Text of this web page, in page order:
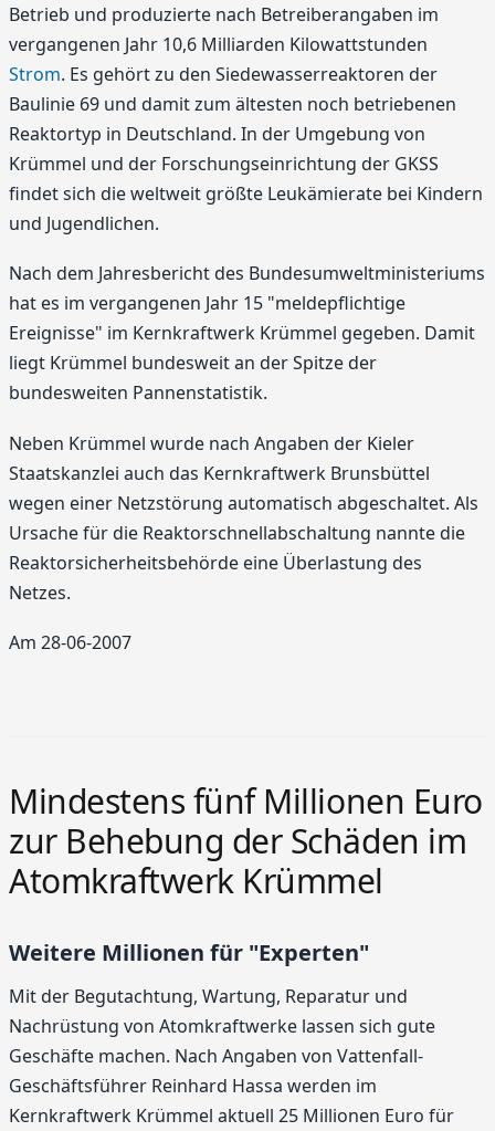
Betrieb und produzierte nach Betreiberangaben im
vergangenen Jahr 10,6 Milliarden Kilowattstunden
Strom. Es gehört zu den Siedewasserreaktoren der
Baulinie 69 und damit zum ältesten noch betriebenen
Reaktortyp in Deutschland. In der Umgebung von
Krümmel und der Forschungseinrichtung der GKSS
findet sich die weltweit größte Leukämierate bei Kindern
und Jugendlichen.
Nach dem Jahresbericht des Bundesumweltministeriums
hat es im vergangenen Jahr 15 "meldepflichtige
Ereignisse" im Kernkraftwerk Krümmel gegeben. Damit
liegt Krümmel bundesweit an der Spitze der
bundesweiten Pannenstatistik.
Neben Krümmel wurde nach Angaben der Kieler
Staatskanzlei auch das Kernkraftwerk Brunsbüttel
wegen einer Netzstörung automatisch abgeschaltet. Als
Ursache für die Reaktorschnellabschaltung nannte die
Reaktorsicherheitsbehörde eine Überlastung des
Netzes.
Am 28-06-2007
Mindestens fünf Millionen Euro
zur Behebung der Schäden im
Atomkraftwerk Krümmel
Weitere Millionen für "Experten"
Mit der Begutachtung, Wartung, Reparatur und
Nachrüstung von Atomkraftwerke lassen sich gute
Geschäfte machen. Nach Angaben von Vattenfall-
Geschäftsführer Reinhard Hassa werden im
Kernkraftwerk Krümmel aktuell 25 Millionen Euro für